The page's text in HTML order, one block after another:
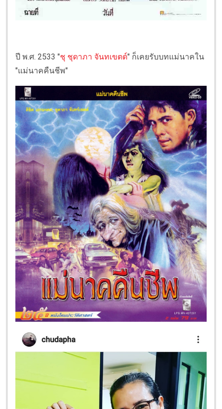
ปี พ.ศ. 2533 "ชุ ชุดาภา จันทเขตต์" ก็เคยรับบทแม่นาคใน
"แม่นาคคืนชีพ"